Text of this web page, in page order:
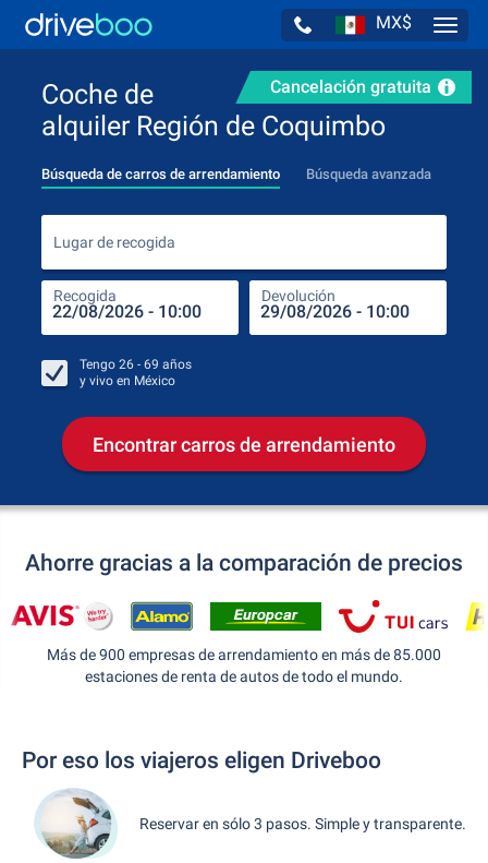
MX$
Cancelación gratuita
Coche de
alquiler Región de Coquimbo
Búsqueda de carros de arrendamiento Búsqueda avanzada
Lugar de recogida
Recogida Devolución
Tengo 26 - 69 años
y vivo en México
Encontrar carros de arrendamiento
Ahorre gracias a la comparación de precios
Más de 900 empresas de arrendamiento en más de 85.000
estaciones de renta de autos de todo el mundo.
Por eso los viajeros eligen Driveboo
Reservar en sólo 3 pasos. Simple y transparente.